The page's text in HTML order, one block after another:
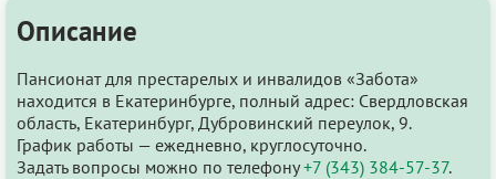
Описание
Пансионат для престарелых и инвалидов «Забота»
находится в Екатеринбурге, полный адрес: Свердловская
область, Екатеринбург, Дубровинский переулок, 9.
График работы — ежедневно, круглосуточно.
Задать вопросы можно по телефону+7 (343) 384-57-37.